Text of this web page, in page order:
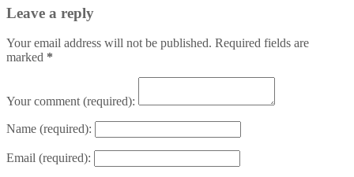
Leave a reply
Your email address will not be published. Required fields are
marked *
Your comment(required):
Name (required):
Email (required):